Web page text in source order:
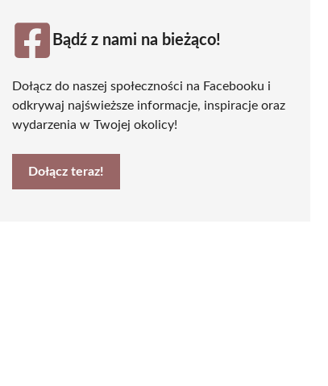
Bądź z nami na bieżąco!
Dołącz do naszej społeczności na Facebooku i
odkrywaj najświeższe informacje, inspiracje oraz
wydarzenia w Twojej okolicy!
Dołącz teraz!